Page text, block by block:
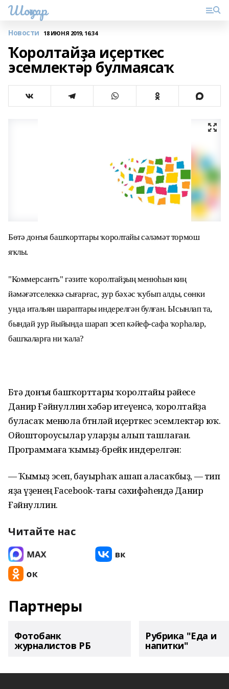
Шоңҡар
Новости 18 ИЮНЯ 2019, 16:34
Ҡоролтайҙа иҫерткес
эсемлектәр булмаясаҡ
Бөтә донъя башҡорттары ҡоролтайы сәләмәт тормош
яҡлы.
"Коммерсантъ" гәзите ҡоролтайҙың менюһын киң
йәмәғәтселеккә сығарғас, ҙур бәхәс ҡубып алды, сөнки
унда итальян шараптары индерелгән булған. Ысынлап та,
бындай ҙур йыйында шарап эсеп кәйеф-сафа ҡорһалар,
башҡаларға ни ҡала?
Бөтә донъя башҡорттары ҡоролтайы рәйесе
Данир Ғәйнуллин хәбәр итеүенсә, ҡоролтайҙа
буласаҡ менюла бөтөнләй иҫерткес эсемлектәр юҡ.
Ойоштороусылар уларҙы алып ташлаған.
Программаға ҡымыҙ-брейк индерелгән:
— Ҡымыҙ эсеп, бауырһаҡ ашап аласаҡбыҙ, — тип
яҙа үҙенең Facebook-тағы сәхифәһендә Данир
Ғәйнуллин.
Читайте нас
Партнеры
Фотобанк
журналистов РБ
Рубрика "Еда и
напитки"